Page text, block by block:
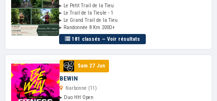
▸ Le Petit Trail de la Tieu
▸ Le Trail de la Tieule - 1
▸ Le Grand Trail de la Tieu
▸ Randonnée 8 Km 200D+
181 classés — Voir résultats
Sam 27 Jun
BEWIN
Narbonne (11)
▸ Duo HH Open